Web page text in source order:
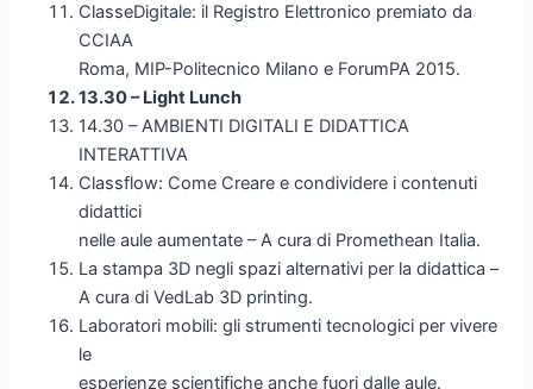
ClasseDigitale: il Registro Elettronico premiato da
CCIAA
Roma, MIP-Politecnico Milano e ForumPA 2015.
13.30 – Light Lunch
14.30 – AMBIENTI DIGITALI E DIDATTICA
INTERATTIVA
Classflow: Come Creare e condividere i contenuti
didattici
nelle aule aumentate – A cura di Promethean Italia.
La stampa 3D negli spazi alternativi per la didattica –
A cura di VedLab 3D printing.
Laboratori mobili: gli strumenti tecnologici per vivere
le
esperienze scientifiche anche fuori dalle aule.